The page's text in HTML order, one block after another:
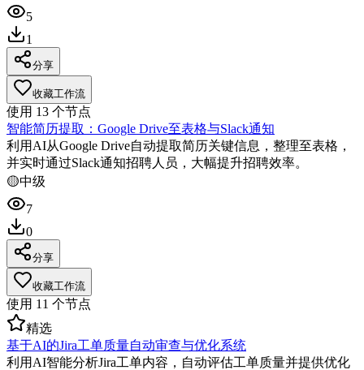
5
1
分享
收藏工作流
使用 13 个节点
智能简历提取：Google Drive至表格与Slack通知
利用AI从Google Drive自动提取简历关键信息，整理至表格，
并实时通过Slack通知招聘人员，大幅提升招聘效率。
🟡中级
7
0
分享
收藏工作流
使用 11 个节点
精选
基于AI的Jira工单质量自动审查与优化系统
利用AI智能分析Jira工单内容，自动评估工单质量并提供优化